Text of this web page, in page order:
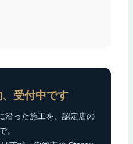
受付中です
沿った施工を、認定店の
。